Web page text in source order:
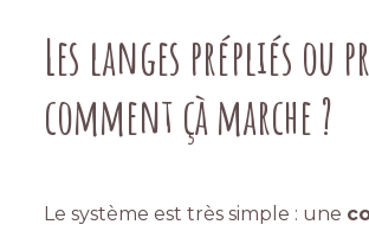
Les langes prépliés ou
comment çà marche ?
Le système est très simple : une